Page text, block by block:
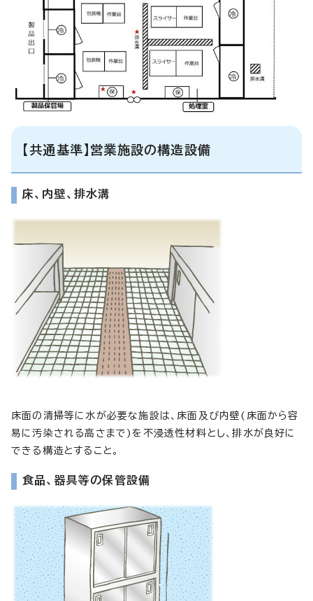
【共通基準】営業施設の構造設備
床、内壁、排水溝
床面の清掃等に水が必要な施設は、床面及び内壁(床面から容
易に汚染される高さまで)を不浸透性材料とし、排水が良好に
できる構造とすること。
食品、器具等の保管設備